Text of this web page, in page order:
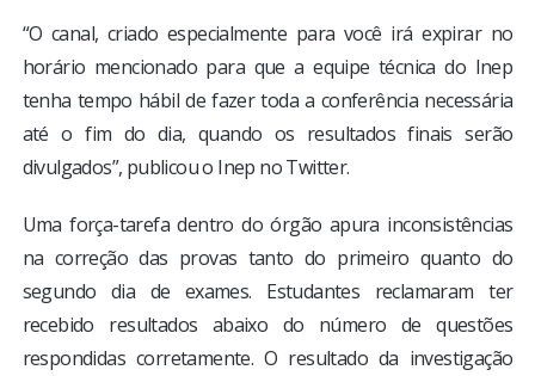
“O canal, criado especialmente para você irá expirar no
horário mencionado para que a equipe técnica do Inep
tenha tempo hábil de fazer toda a conferência necessária
até o fim do dia, quando os resultados finais serão
divulgados”, publicou o Inep no Twitter.
Uma força-tarefa dentro do órgão apura inconsistências
na correção das provas tanto do primeiro quanto do
segundo dia de exames. Estudantes reclamaram ter
recebido resultados abaixo do número de questões
respondidas corretamente. O resultado da investigação